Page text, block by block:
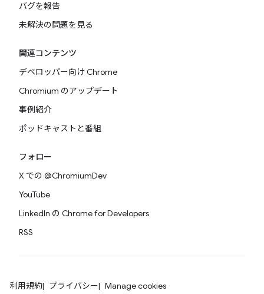
バグを報告
未解決の問題を見る
関連コンテンツ
デベロッパー向け Chrome
Chromium のアップデート
事例紹介
ポッドキャストと番組
フォロー
X での @ChromiumDev
YouTube
LinkedIn の Chrome for Developers
RSS
利用規約 プライバシー Manage cookies